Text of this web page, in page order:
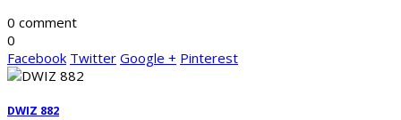
0 comment
0
Facebook Twitter Google + Pinterest
DWIZ 882